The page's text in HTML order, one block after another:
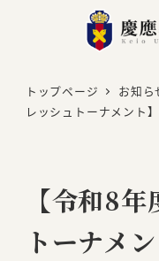
トップページ お知ら
レッシュトーナメント
【令和8
トーナメ